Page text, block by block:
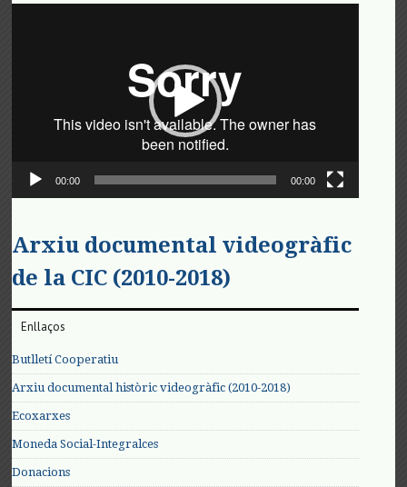
00:00 00:00
Arxiu documental videogràfic
de la CIC (2010-2018)
Enllaços
Butlletí Cooperatiu
Arxiu documental històric videogràfic (2010-2018)
Ecoxarxes
Moneda Social-Integralces
Donacions